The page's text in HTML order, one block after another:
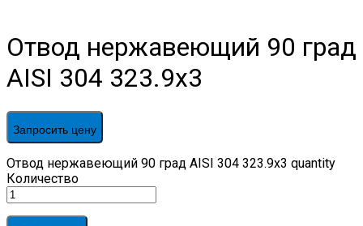
Отвод нержавеющий 90 град
AISI 304 323.9х3
Запросить цену
Отвод нержавеющий 90 град AISI 304 323.9х3 quantity
Количество